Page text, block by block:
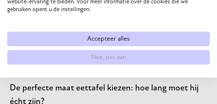
MEER INSPIRATIE VOOR JOU
De perfecte maat eettafel kiezen: hoe lang moet hij
écht zijn?
website-ervaring te bieden. Voor meer informatie over de cookies die we
gebruiken opent u de instellingen.
Accepteer alles
Nee, pas aan